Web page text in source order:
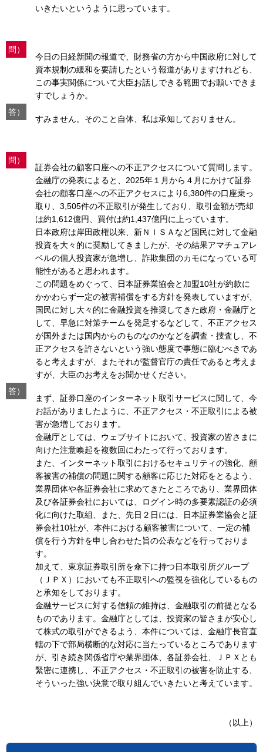
いきたいというように思っています。
問）
今日の日経新聞の報道で、財務省の方から中国政府に対して
資本規制の緩和を要請したという報道がありますけれども、
この事実関係について大臣お話しできる範囲でお願いできま
すでしょうか。
答）
すみません。そのこと自体、私は承知しておりません。
問）
証券会社の顧客口座への不正アクセスについて質問します。
金融庁の発表によると、2025年１月から４月にかけて証券
会社の顧客口座への不正アクセスにより6,380件の口座乗っ
取り、3,505件の不正取引が発生しており、取引金額が売却
は約1,612億円、買付は約1,437億円に上っています。
日本政府は岸田政権以来、新ＮＩＳＡなど国民に対して金融
投資を大々的に奨励してきましたが、その結果アマチュアレ
ベルの個人投資家が急増し、詐欺集団のカモになっている可
能性があると思われます。
この問題をめぐって、日本証券業協会と加盟10社が約款に
かかわらず一定の被害補償をする方針を発表していますが、
国民に対し大々的に金融投資を推奨してきた政府・金融庁と
して、早急に対策チームを発足するなどして、不正アクセス
が国外または国内からのものなのかなどを調査・捜査し、不
正アクセスを許さないという強い態度で事態に臨むべきであ
ると考えますが、またそれが監督官庁の責任であると考えま
すが、大臣のお考えをお聞かせください。
答）
まず、証券口座のインターネット取引サービスに関して、今
お話がありましたように、不正アクセス・不正取引による被
害が急増しております。
金融庁としては、ウェブサイトにおいて、投資家の皆さまに
向けた注意喚起を複数回にわたって行っております。
また、インターネット取引におけるセキュリティの強化、顧
客被害の補償の問題に関する顧客に応じた対応をとるよう、
業界団体や各証券会社に求めてきたところであり、業界団体
及び各証券会社においては、ログイン時の多要素認証の必須
化に向けた取組、また、先日２日には、日本証券業協会と証
券会社10社が、本件における顧客被害について、一定の補
償を行う方針を申し合わせた旨の公表などを行っておりま
す。
加えて、東京証券取引所を傘下に持つ日本取引所グループ
（ＪＰＸ）においても不正取引への監視を強化しているもの
と承知をしております。
金融サービスに対する信頼の維持は、金融取引の前提となる
ものであります。金融庁としては、投資家の皆さまが安心し
て株式の取引ができるよう、本件については、金融庁長官直
轄の下で部局横断的な対応に当たっているところであります
が、引き続き関係省庁や業界団体、各証券会社、ＪＰＸとも
緊密に連携し、不正アクセス・不正取引の被害を防止する、
そういった強い決意で取り組んでいきたいと考えています。
（以上）